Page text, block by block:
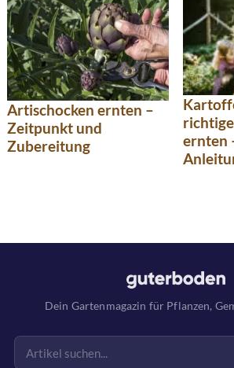
Artischocken ernten –
Zeitpunkt und
Zubereitung
ernten
Dein Gartenmagazin für Pflanzen,